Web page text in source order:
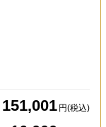
151,001 円(税込)